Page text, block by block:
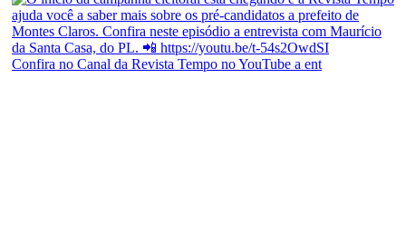
Confira no Canal da Revista Tempo no YouTube a ent